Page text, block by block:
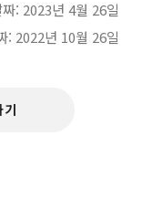
: 2023년 4월 26일
: 2022년 10월 26일